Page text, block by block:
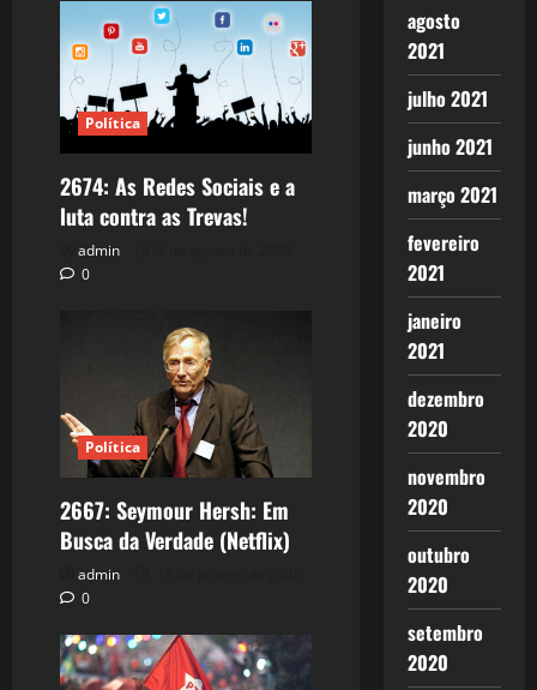
Política
2674: As Redes Sociais e a
luta contra as Trevas!
admin
0
Política
2667: Seymour Hersh: Em
Busca da Verdade (Netflix)
admin
0
agosto
2021
julho 2021
junho 2021
março 2021
fevereiro
2021
janeiro
2021
dezembro
2020
novembro
2020
outubro
2020
setembro
2020